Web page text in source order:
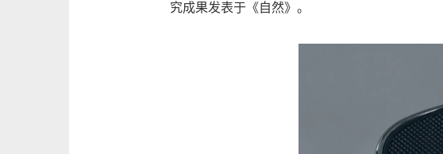
究成果发表于《自然》。